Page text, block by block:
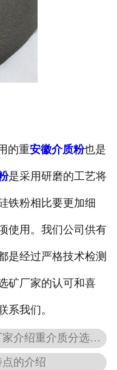
的重安徽介质粉也是
是采用研磨的工艺将
铁粉相比要更加细
使用。我们公司供有
是经过严格技术检测
矿厂家的认可和喜
系我们。
上一条：安徽重介质硅铁粉厂家介绍重介质分选的优势
的介绍